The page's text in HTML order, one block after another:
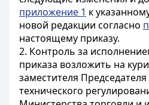
приложение 1 к
новой редакции согласно
настоящему приказу.
2. Контроль за
приказа возложить на
заместителя
технического